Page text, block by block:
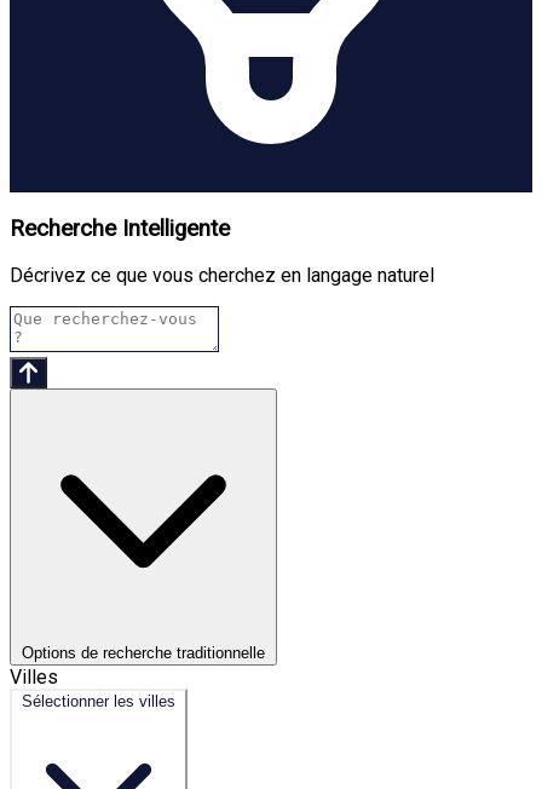
Recherche Intelligente
Décrivez ce que vous cherchez en langage naturel
Options de recherche traditionnelle
Villes
Sélectionner les villes